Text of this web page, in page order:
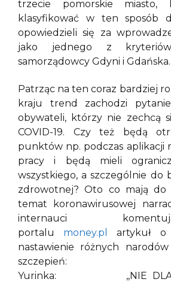
trzecie pomorskie miasto,
klasyfikować w ten sposób
opowiedzieli się za
jako jednego z
samorządowcy Gdyni i
Patrząc na ten coraz bardziej
kraju trend zachodzi
obywateli, którzy nie zechcą
COVID-19. Czy też będą
punktów np. podczas aplikacji
pracy i będą mieli
wszystkiego, a szczególnie do
zdrowotnej? Oto co mają do
temat koronawirusowej
internauci
portalu money.pl
artykuł
nastawienie różnych
szczepień:
Yurinka: ,,NIE DLA